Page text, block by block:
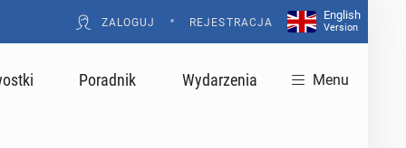
ZALOGUJ • REJESTRACJA
English
Version
Poradnik Wydarzenia Menu